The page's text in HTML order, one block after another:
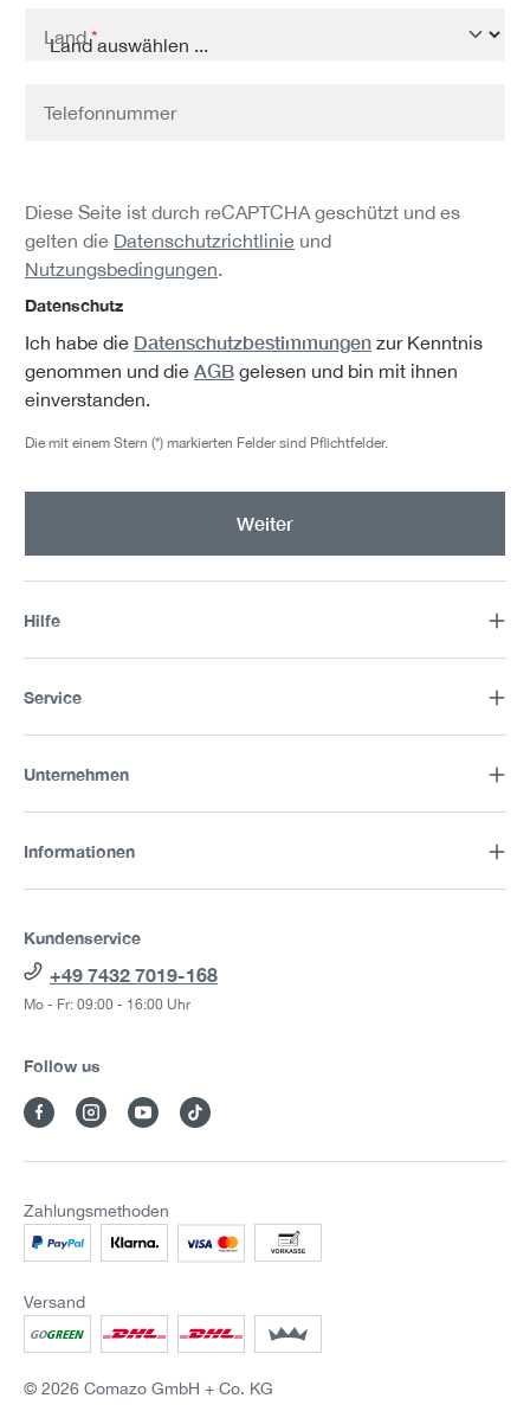
Land*
Telefonnummer
Diese Seite ist durch reCAPTCHA geschützt und es
gelten die Datenschutzrichtlinie und
Nutzungsbedingungen.
Datenschutz
Ich habe die Datenschutzbestimmungen zur Kenntnis
genommen und die AGB gelesen und bin mit ihnen
einverstanden.
Die mit einem Stern (*) markierten Felder sind Pflichtfelder.
Weiter
Hilfe
Service
Unternehmen
Informationen
Kundenservice
+49 7432 7019-168
Mo - Fr: 09:00 - 16:00 Uhr
Follow us
Zahlungsmethoden
Versand
© 2026 Comazo GmbH + Co. KG